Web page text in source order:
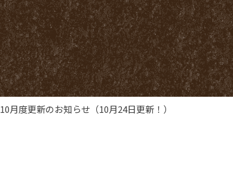
10月度更新のお知らせ（10月24日更新！）